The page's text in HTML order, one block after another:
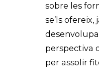
sobre les
se’ls
desenvolupa
perspectiva
per assolir